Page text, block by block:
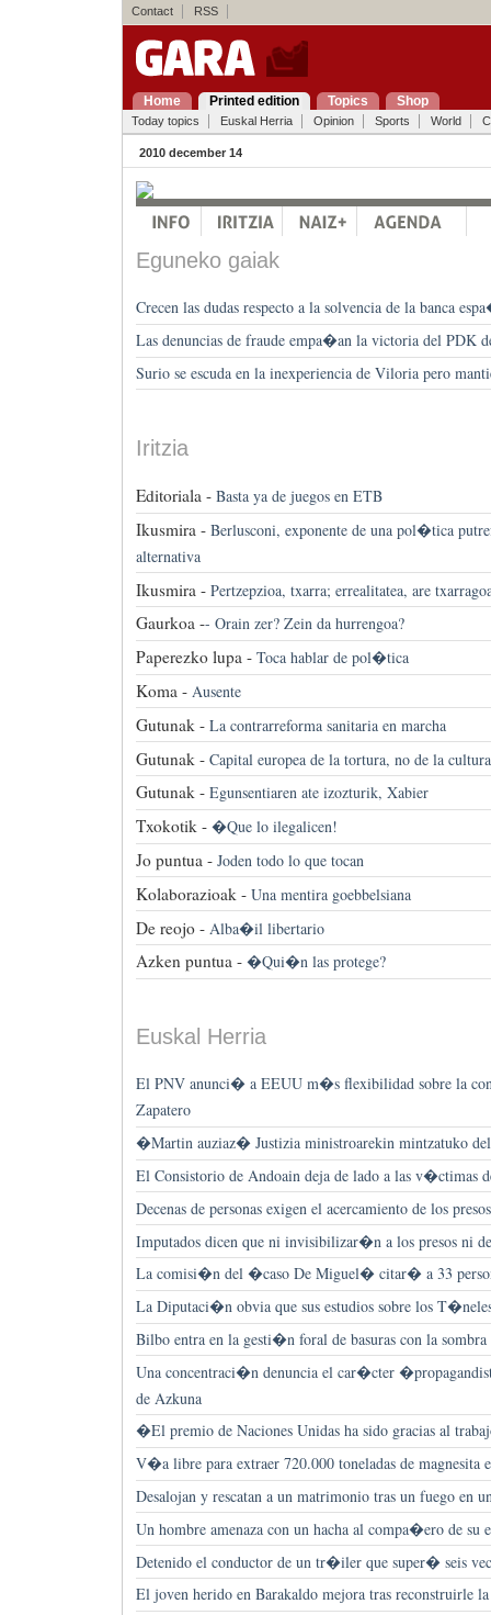
Contact RSS
Home Printed edition Topics Shop
Today topics Euskal Herria Opinion Sports World
2010 december 14
Eguneko gaiak
Crecen las dudas respecto a la solvencia de la banca
Las denuncias de fraude empa�an la victoria del PDK
Surio se escuda en la inexperiencia de Viloria pero
Iritzia
Editoriala - Basta ya de juegos en ETB
Ikusmira - Berlusconi, exponente de una pol�tica
alternativa
Ikusmira - Pertzepzioa, txarra; errealitatea, are
Gaurkoa -- Orain zer? Zein da hurrengoa?
Paperezko lupa - Toca hablar de pol�tica
Koma - Ausente
Gutunak - La contrarreforma sanitaria en marcha
Gutunak - Capital europea de la tortura, no de la cultura
Gutunak - Egunsentiaren ate izozturik, Xabier
Txokotik - �Que lo ilegalicen!
Jo puntua - Joden todo lo que tocan
Kolaborazioak - Una mentira goebbelsiana
De reojo - Alba�il libertario
Azken puntua - �Qui�n las protege?
Euskal Herria
El PNV anunci� a EEUU m�s flexibilidad sobre la
Zapatero
�Martin auziaz� Justizia ministroarekin mintzatuko
El Consistorio de Andoain deja de lado a las v�ctimas
Decenas de personas exigen el acercamiento de los presos
Imputados dicen que ni invisibilizar�n a los presos ni
La comisi�n del �caso De Miguel� citar� a 33
La Diputaci�n obvia que sus estudios sobre los
Bilbo entra en la gesti�n foral de basuras con la
Una concentraci�n denuncia el car�cter
de Azkuna
�El premio de Naciones Unidas ha sido gracias al
V�a libre para extraer 720.000 toneladas de magnesita
Desalojan y rescatan a un matrimonio tras un fuego en
Un hombre amenaza con un hacha al compa�ero de su
Detenido el conductor de un tr�iler que super� seis
El joven herido en Barakaldo mejora tras reconstruirle